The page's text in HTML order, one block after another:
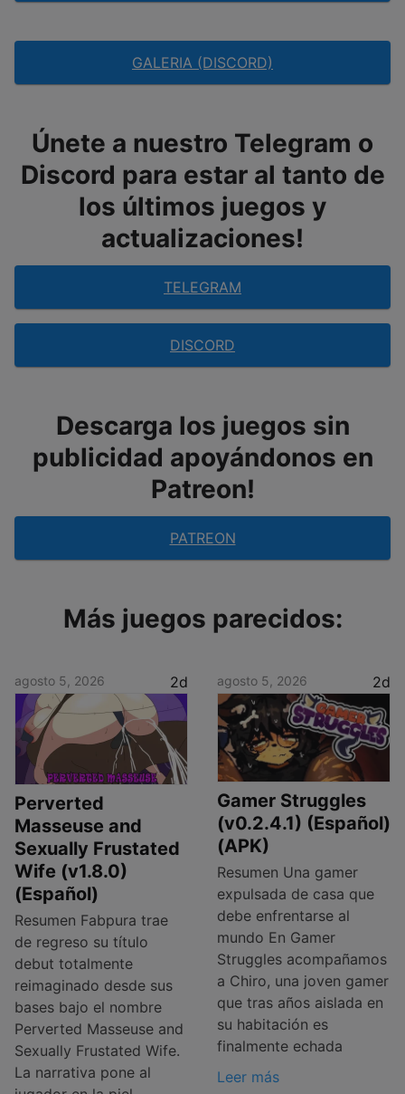
GALERIA (DISCORD)
Únete a nuestro Telegram o
Discord para estar al tanto de
los últimos juegos y
actualizaciones!
TELEGRAM
DISCORD
Descarga los juegos sin
publicidad apoyándonos en
Patreon!
PATREON
Más juegos parecidos:
agosto 5, 2026 2d
Perverted
Masseuse and
Sexually Frustated
Wife (v1.8.0)
(Español)
Resumen Fabpura trae
de regreso su título
debut totalmente
reimaginado desde sus
bases bajo el nombre
Perverted Masseuse and
Sexually Frustated Wife.
La narrativa pone al
agosto 5, 2026 2d
Gamer Struggles
(v0.2.4.1) (Español)
(APK)
Resumen Una gamer
expulsada de casa que
debe enfrentarse al
mundo En Gamer
Struggles acompañamos
a Chiro, una joven gamer
que tras años aislada en
su habitación es
finalmente echada
Leer más